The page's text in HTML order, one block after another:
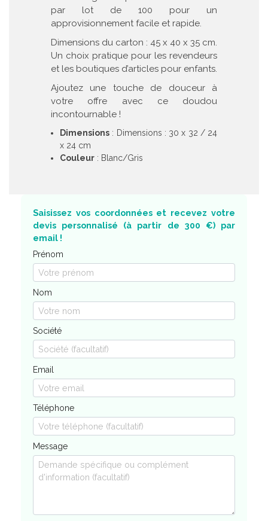
par lot de 100 pour un
approvisionnement facile et rapide.
Dimensions du carton : 45 x 40 x 35 cm.
Un choix pratique pour les revendeurs
et les boutiques d’articles pour enfants.
Ajoutez une touche de douceur à
votre offre avec ce doudou
incontournable !
Dimensions : Dimensions : 30 x 32 / 24
x 24 cm
Couleur : Blanc/Gris
Saisissez vos coordonnées et recevez votre
devis personnalisé (à partir de 300 €) par
email !
Prénom
Nom
Société
Email
Téléphone
Message